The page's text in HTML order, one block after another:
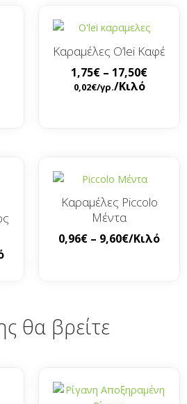
Καραμέλες O’lei Καφέ
1,75€ – 17,50€
0,02€/γρ./Κιλό
Καραμέλες Piccolo
Μέντα
0,96€ – 9,60€/Κιλό
θα βρείτε